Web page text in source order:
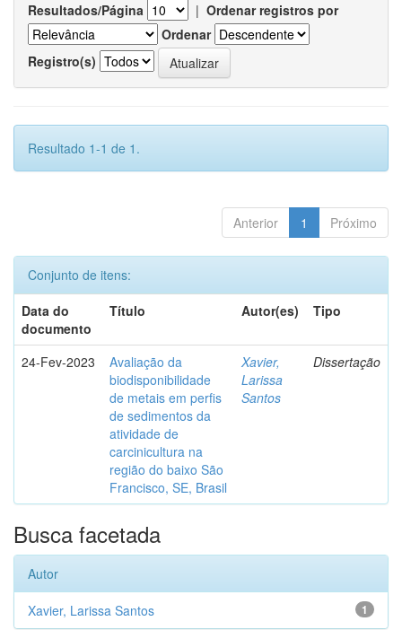
Resultados/Página | Ordenar registros por
Ordenar
Registro(s)
Resultado 1-1 de 1.
Anterior 1 Próximo
Conjunto de itens:
Data do
documento
Título Autor(es) Tipo
24-Fev-2023
Avaliação da
biodisponibilidade
de metais em perfis
de sedimentos da
atividade de
carcinicultura na
região do baixo São
Francisco, SE, Brasil
Xavier,
Larissa
Santos
Dissertação
Busca facetada
Autor
1
Xavier, Larissa Santos